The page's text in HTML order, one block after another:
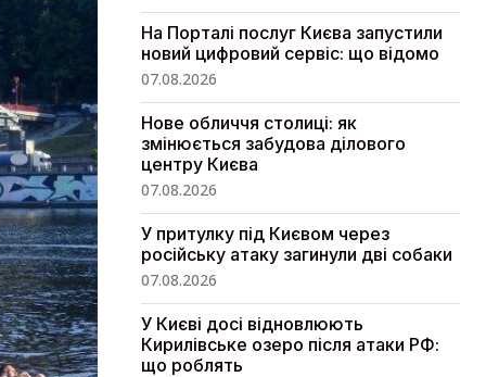
На Порталі послуг Києва запустили
новий цифровий сервіс: що відомо
07.08.2026
Нове обличчя столиці: як
змінюється забудова ділового
центру Києва
07.08.2026
У притулку під Києвом через
російську атаку загинули дві собаки
07.08.2026
У Києві досі відновлюють
Кирилівське озеро після атаки РФ:
що роблять